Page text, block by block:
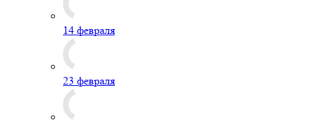
14 февраля
23 февраля